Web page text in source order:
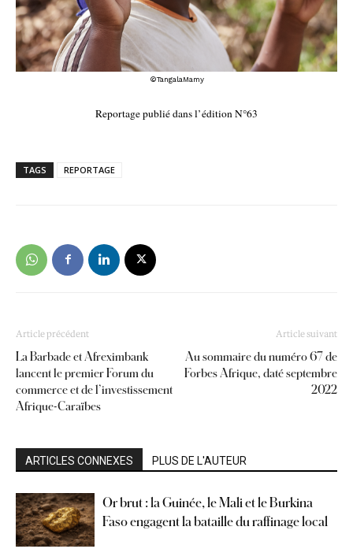
©TangalaMamy
Reportage publié dans l’édition N°63
TAGS REPORTAGE
Article précédent
La Barbade et Afreximbank
lancent le premier Forum du
commerce et de l’investissement
Afrique-Caraïbes
Article suivant
Au sommaire du numéro 67 de
Forbes Afrique, daté septembre
2022
ARTICLES CONNEXES PLUS DE L'AUTEUR
Or brut : la Guinée, le Mali et le Burkina
Faso engagent la bataille du raffinage local